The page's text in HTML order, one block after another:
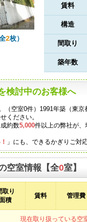
2枚）
賃料
構造
間取り
築年数
検討中のお客様へ
（空室0件）1991年築（東
ください。
約数5,000件以上の弊社が
」にも、できるかぎりご対
空室情報【全0室】
取り
積
賃料 管理費
現在取り扱っている空